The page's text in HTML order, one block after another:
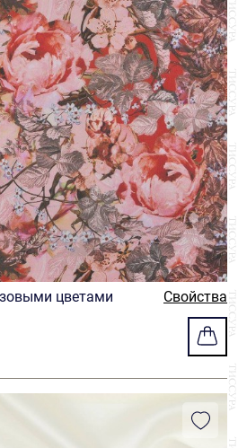
цветами
Свойства